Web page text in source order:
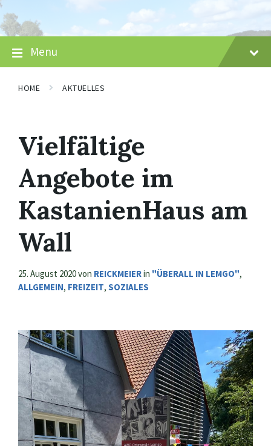
Skip
to
content
Skip
to
main
navigation
Skip
to
footer
Menu
HOME AKTUELLES
Vielfältige
Angebote im
KastanienHaus am
Wall
25. August 2020von REICKMEIERin "ÜBERALL IN LEMGO",
ALLGEMEIN, FREIZEIT, SOZIALES